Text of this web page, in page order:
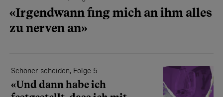
«Irgendwann fing mich an ihm alles
zu nerven an»
Schöner scheiden, Folge 5
«Und dann habe ich